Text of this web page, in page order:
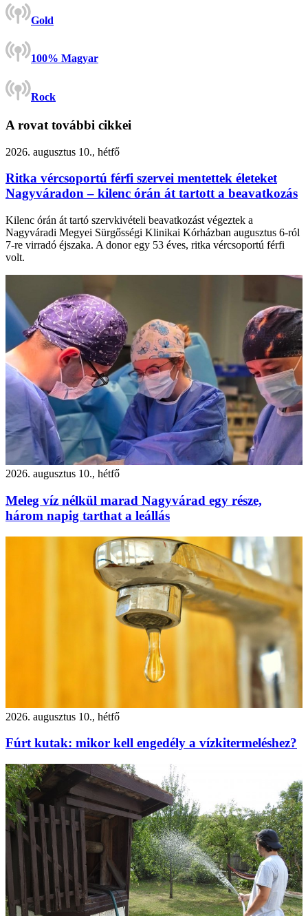
Gold
100% Magyar
Rock
A rovat további cikkei
2026. augusztus 10., hétfő
Ritka vércsoportú férfi szervei mentettek életeket
Nagyváradon – kilenc órán át tartott a beavatkozás
Kilenc órán át tartó szervkivételi beavatkozást végeztek a
Nagyváradi Megyei Sürgősségi Klinikai Kórházban augusztus 6-ról
7-re virradó éjszaka. A donor egy 53 éves, ritka vércsoportú férfi
volt.
2026. augusztus 10., hétfő
Meleg víz nélkül marad Nagyvárad egy része,
három napig tarthat a leállás
2026. augusztus 10., hétfő
Fúrt kutak: mikor kell engedély a vízkitermeléshez?